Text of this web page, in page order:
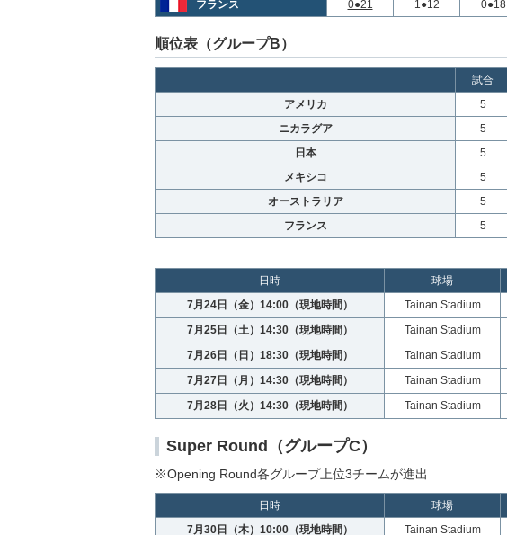
フランス
0●21 1●12 0●18
順位表（グループB）
試合
アメリカ
5
ニカラグア
5
日本
5
メキシコ
5
オーストラリア
5
フランス
5
日時 球場
7月24日（金）14:00（現地時間）
Tainan Stadium
7月25日（土）14:30（現地時間）
Tainan Stadium
7月26日（日）18:30（現地時間）
Tainan Stadium
7月27日（月）14:30（現地時間）
Tainan Stadium
7月28日（火）14:30（現地時間）
Tainan Stadium
Super Round（グループC）
※Opening Round各グループ上位3チームが進出
日時 球場
7月30日（木）10:00（現地時間）
Tainan Stadium